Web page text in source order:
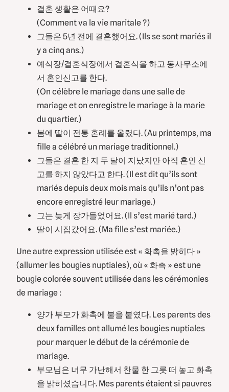
결혼 생활은 어때요?
(Comment va la vie maritale ?)
그들은 5년 전에 결혼했어요. (Ils se sont mariés il
y a cinq ans.)
예식장/결혼식장에서 결혼식을 하고 동사무소에
서 혼인신고를 한다.
(On célèbre le mariage dans une salle de
mariage et on enregistre le mariage à la marie
du quartier.)
봄에 딸이 전통 혼례를 올렸다. (Au printemps, ma
fille a célébré un mariage traditionnel.)
그들은 결혼 한 지 두 달이 지났지만 아직 혼인 신
고를 하지 않았다고 한다. (Il est dit qu’ils sont
mariés depuis deux mois mais qu’ils n’ont pas
encore enregistré leur mariage.)
그는 늦게 장가들었어요. (Il s’est marié tard.)
딸이 시집갔어요. (Ma fille s’est mariée.)
Une autre expression utilisée est « 화촉을 밝히다 »
(allumer les bougies nuptiales), où « 화촉 » est une
bougie colorée souvent utilisée dans les cérémonies
de mariage :
양가 부모가 화촉에 불을 붙였다. Les parents des
deux familles ont allumé les bougies nuptiales
pour marquer le début de la cérémonie de
mariage.
부모님은 너무 가난해서 찬물 한 그릇 떠 놓고 화촉
을 밝히셨습니다. Mes parents étaient si pauvres